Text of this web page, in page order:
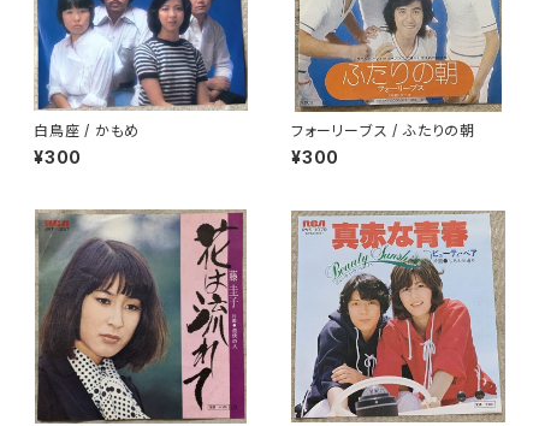
白鳥座 / かもめ
¥300
フォーリーブス / ふたりの朝
¥300